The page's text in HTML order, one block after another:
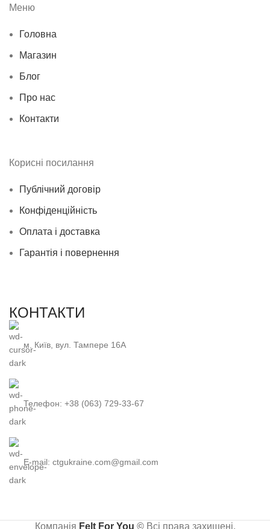
Меню
Головна
Магазин
Блог
Про нас
Контакти
Корисні посилання
Публічний договір
Конфіденційність
Оплата і доставка
Гарантія і повернення
КОНТАКТИ
м. Київ, вул. Тампере 16А
Телефон: +38 (063) 729-33-67
E-mail: ctgukraine.com@gmail.com
Компанія Felt For You ©Всі права захищені.